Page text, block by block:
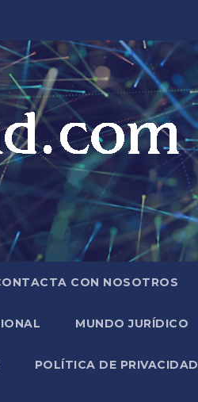
CON NOSOTROS
MUNDO JURÍDICO
POLÍTICA DE PRIVACIDAD